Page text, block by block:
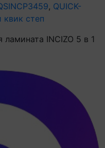
, QUICK-
квик степ
INCIZO 5 в 1